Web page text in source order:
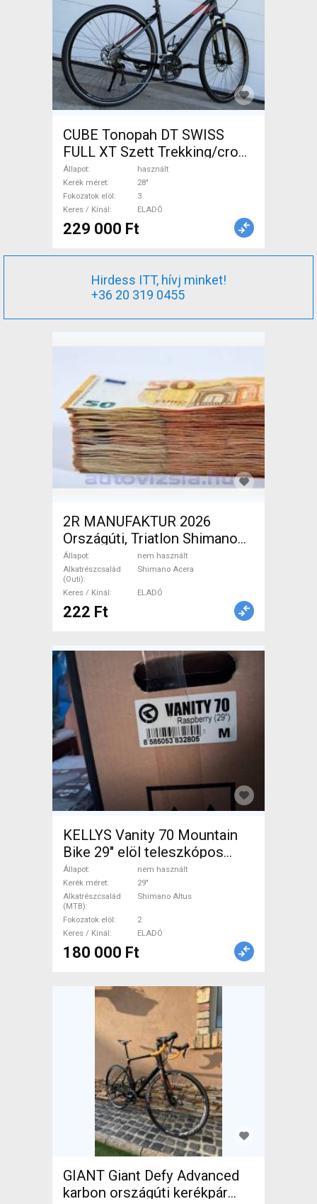
CUBE Tonopah DT SWISS
FULL XT Szett Trekking/cross
tárcsafék használt ELADÓ
Állapot
használt
Kerék méret
28"
Fokozatok elöl
3
Keres / Kínál
ELADÓ
229 000 Ft
Hirdess ITT, hívj minket!
+36 20 319 0455
2R MANUFAKTUR 2026
Országúti, Triatlon Shimano
Acera tárcsafék nem használt
ELADÓ
Állapot
nem használt
Alkatrészcsalád
(Outi)
Shimano Acera
Keres / Kínál ELADÓ
222 Ft
KELLYS Vanity 70 Mountain
Bike 29" elöl teleszkópos
Shimano Altus nem használt
ELADÓ
Állapot
nem használt
Kerék méret
29"
Alkatrészcsalád
(MTB)
Shimano Altus
Fokozatok elöl
2
Keres / Kínál
ELADÓ
180 000 Ft
GIANT Giant Defy Advanced
karbon országúti kerékpár